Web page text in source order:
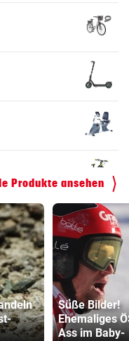
Produkte ansehen
Süße Bilder!
Ehemaliges
Ass im Baby-